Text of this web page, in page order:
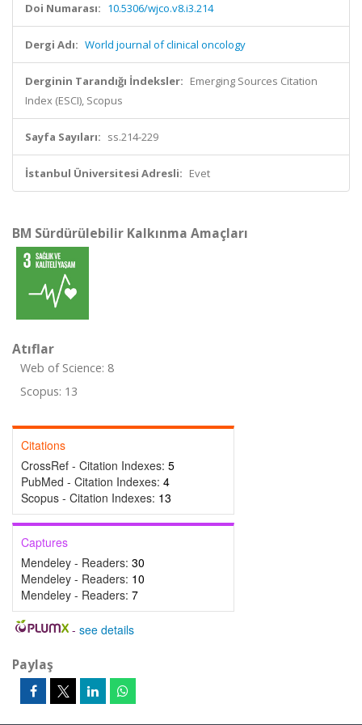
Doi Numarası: 10.5306/wjco.v8.i3.214
Dergi Adı: World journal of clinical oncology
Derginin Tarandığı İndeksler: Emerging Sources Citation
Index (ESCI), Scopus
Sayfa Sayıları: ss.214-229
İstanbul Üniversitesi Adresli: Evet
BM Sürdürülebilir Kalkınma Amaçları
Atıflar
Web of Science: 8
Scopus: 13
Citations
CrossRef - Citation Indexes: 5
PubMed - Citation Indexes: 4
Scopus - Citation Indexes: 13
Captures
Mendeley - Readers: 30
Mendeley - Readers: 10
Mendeley - Readers: 7
- see details
Paylaş